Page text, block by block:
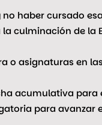
haber cursado
culminación de la
o asignaturas en
acumulativa para
para avanzar